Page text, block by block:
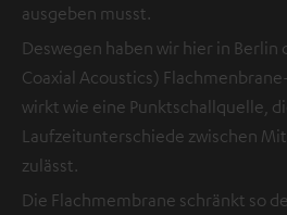
ausgeben musst.
Deswegen haben wir hier in Berlin
Coaxial Acoustics)
wirkt wie eine Punktschallquelle,
Laufzeitunterschiede zwischen
zulässt.
Die Flachmembrane schränkt so